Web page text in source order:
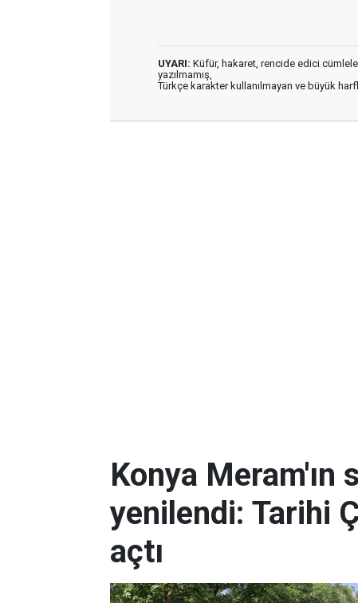
UYARI: Küfür, hakaret, rencide edici
yazılmamış,
Türkçe karakter kullanılmayan ve büyük
Konya Meram'ın
yenilendi: Tarihi
açtı